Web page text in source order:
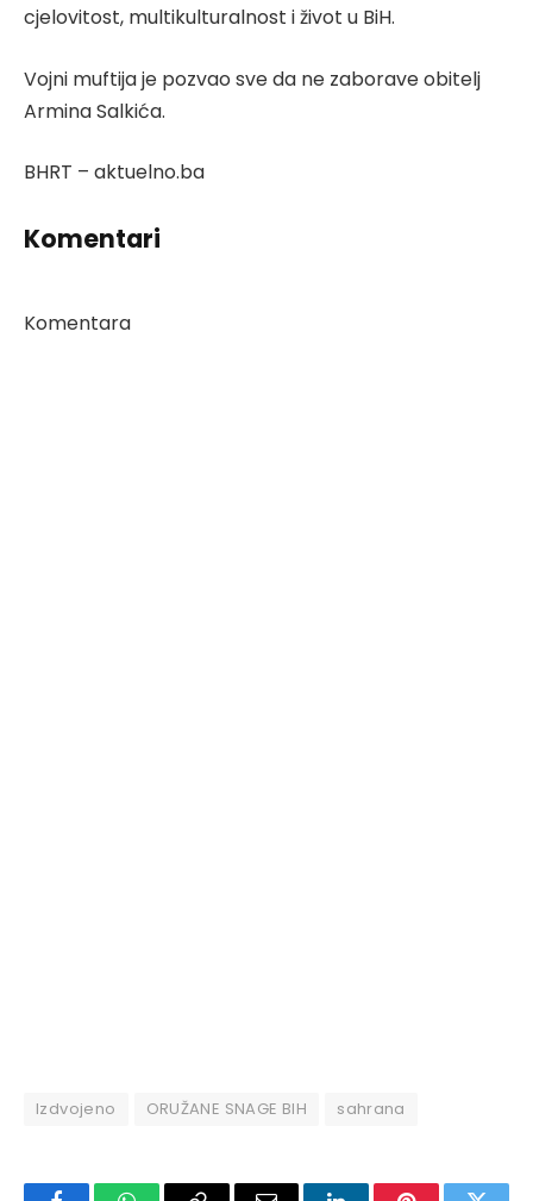
cjelovitost, multikulturalnost i život u BiH.
Vojni muftija je pozvao sve da ne zaborave obitelj
Armina Salkića.
BHRT – aktuelno.ba
Komentari
Komentara
Izdvojeno ORUŽANE SNAGE BIH sahrana